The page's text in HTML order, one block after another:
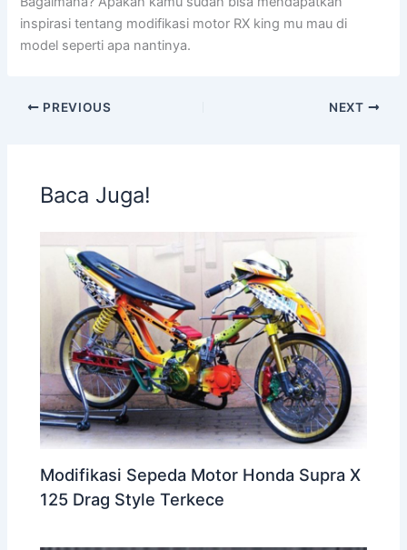
inspirasi tentang modifikasi motor RX king mu mau di
model seperti apa nantinya.
PREVIOUS NEXT
Baca Juga!
Modifikasi Sepeda Motor Honda Supra X
125 Drag Style Terkece